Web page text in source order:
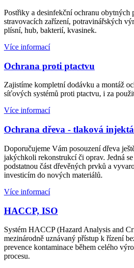
Postřiky a desinfekční ochranu obytných
stravovacích zařízení, potravinářských
plísní, hub, bakterií, kvasinek.
Více informací
Ochrana proti ptactvu
Zajistíme kompletní dodávku a montáž
síťových systémů proti ptactvu, i za
Více informací
Ochrana dřeva - tlaková
Doporučujeme Vám posouzení dřeva
jakýchkoli rekonstrukcí či oprav. Jedná
podstatnou část dřevěných prvků a
investicím do nových materiálů.
Více informací
HACCP, ISO
Systém HACCP (Hazard Analysis and
mezinárodně uznávaný přístup k řízení
prevence kontaminace během celého
procesu.